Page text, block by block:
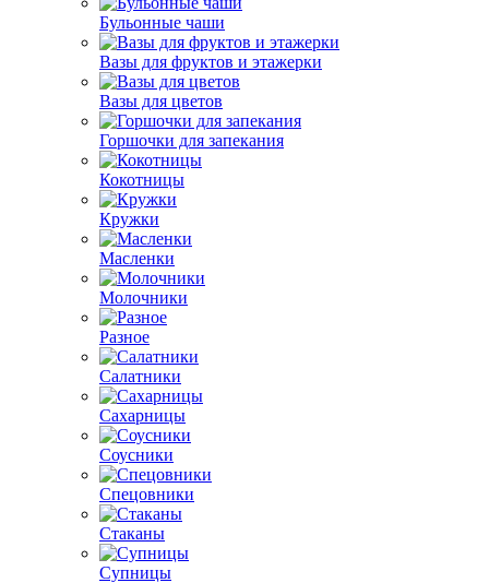
Бульонные чаши
Вазы для фруктов и этажерки
Вазы для цветов
Горшочки для запекания
Кокотницы
Кружки
Масленки
Молочники
Разное
Салатники
Сахарницы
Соусники
Спецовники
Стаканы
Супницы